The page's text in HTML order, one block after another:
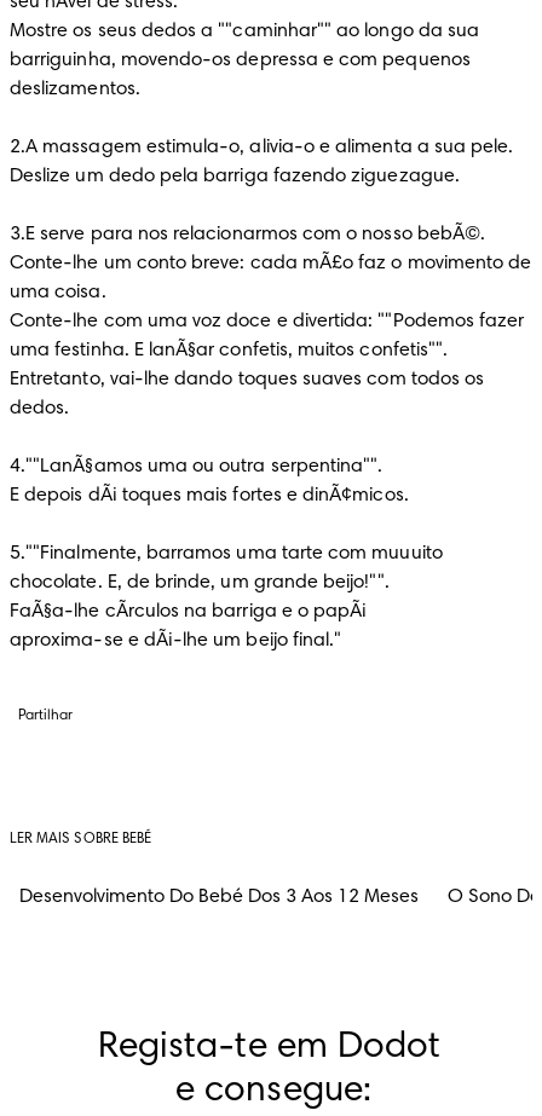
Mostre os seus dedos a ""caminhar"" ao longo da sua
barriguinha, movendo-os depressa e com pequenos
deslizamentos.
2.A massagem estimula-o, alivia-o e alimenta a sua pele.
Deslize um dedo pela barriga fazendo ziguezague.
3.E serve para nos relacionarmos com o nosso bebÃ©.
Conte-lhe um conto breve: cada mÃ£o faz o movimento de
uma coisa.
Conte-lhe com uma voz doce e divertida: ""Podemos fazer
uma festinha. E lanÃ§ar confetis, muitos confetis"".
Entretanto, vai-lhe dando toques suaves com todos os
dedos.
4.""LanÃ§amos uma ou outra serpentina"".
E depois dÃ¡ toques mais fortes e dinÃ¢micos.
5.""Finalmente, barramos uma tarte com muuuito
chocolate. E, de brinde, um grande beijo!"".
FaÃ§a-lhe cÃ­rculos na barriga e o papÃ¡
aproxima-se e dÃ¡-lhe um beijo final."
Partilhar
LER MAIS SOBRE BEBÉ
Desenvolvimento Do Bebé Dos 3 Aos 12 Meses O Sono
Regista-te em Dodot
e consegue: